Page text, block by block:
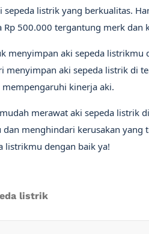
sepeda listrik yang berkualitas.
500.000 tergantung merk dan
menyimpan aki sepeda
menyimpan aki sepeda listrik di
kinerja aki.
merawat aki sepeda listrik
menghindari kerusakan yang
listrikmu dengan baik ya!
listrik